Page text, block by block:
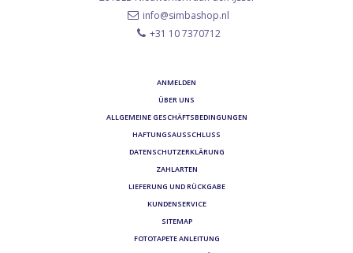
info@simbashop.nl
+31 10 7370712
ANMELDEN
ÜBER UNS
ALLGEMEINE GESCHÄFTSBEDINGUNGEN
HAFTUNGSAUSSCHLUSS
DATENSCHUTZERKLÄRUNG
ZAHLARTEN
LIEFERUNG UND RÜCKGABE
KUNDENSERVICE
SITEMAP
FOTOTAPETE ANLEITUNG